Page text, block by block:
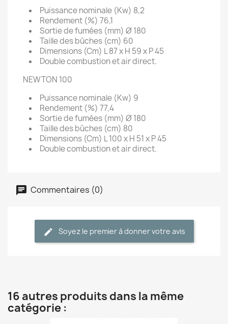
Puissance nominale (Kw) 8,2
Rendement (%) 76,1
Sortie de fumées (mm) Ø 180
Taille des bûches (cm) 60
Dimensions (Cm) L 87 x H 59 x P 45
Double combustion et air direct.
NEWTON 100
Puissance nominale (Kw) 9
Rendement (%) 77,4
Sortie de fumées (mm) Ø 180
Taille des bûches (cm) 80
Dimensions (Cm) L 100 x H 51 x P 45
Double combustion et air direct.
Commentaires (0)
Soyez le premier à donner votre avis
16 autres produits dans la même
catégorie :